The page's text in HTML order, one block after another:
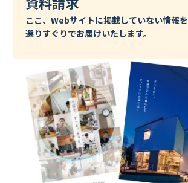
ここ、Webサイトに掲載していない情報を
選りすぐりでお届けいたします。